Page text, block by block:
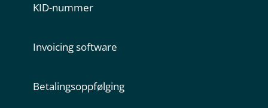
KID-nummer
Invoicing software
Betalingsoppfølging